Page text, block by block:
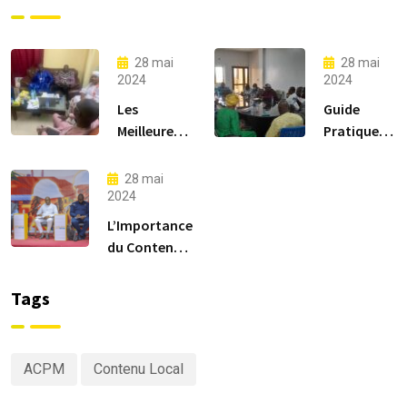
28 mai
2024
Les
Meilleures
pour la
Supervision
et la Mise
en Œuvre
28 mai
2024
Guide
Pratique
28 mai
2024
L’Importance
du Contenu
Tags
ACPM Contenu Local